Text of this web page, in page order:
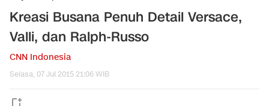
Kreasi Busana Penuh Detail Versace,
Valli, dan Ralph-Russo
CNN Indonesia
Selasa, 07 Jul 2015 21:06 WIB